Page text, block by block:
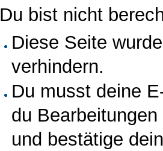
Du bist nicht
Diese Seite
verhindern.
Du musst deine
du
und bestätige